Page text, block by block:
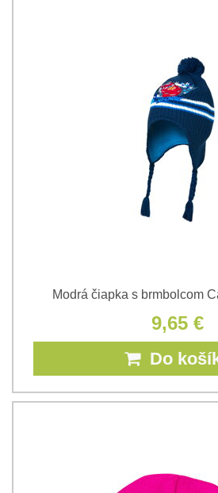
Modrá čiapka s brmbolcom
9,65 €
Do